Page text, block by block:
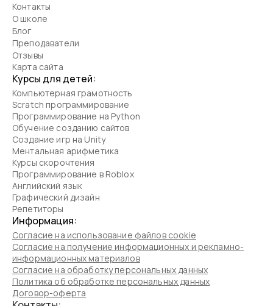
Контакты
О школе
Блог
Преподаватели
Отзывы
Карта сайта
Курсы для детей:
Компьютерная грамотность
Scratch программирование
Программирование на Python
Обучение созданию сайтов
Создание игр на Unity
Ментальная арифметика
Курсы скорочтения
Программирование в Roblox
Английский язык
Графический дизайн
Репетиторы
Информация:
Согласие на использование файлов cookie
Согласие на получение информационных и рекламно-
информационных материалов
Согласие на обработку персональных данных
Политика об обработке персональных данных
Договор-оферта